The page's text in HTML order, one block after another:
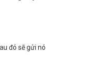
đó sẽ gửi nó